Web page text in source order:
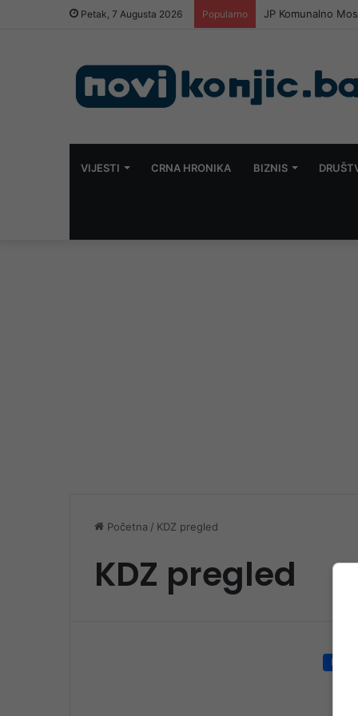
Petak, 7 Augusta 2026 Popularno JP Komunalno
VIJESTI CRNA HRONIKA BIZNIS
Početna / KDZ pregled
KDZ pregled